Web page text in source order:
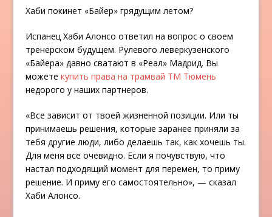
Хаби покинет «Байер» грядущим летом?
Испанец Хаби Алонсо ответил на вопрос о своем
тренерском будущем. Рулевого леверкузенского
«Байера» давно сватают в «Реал» Мадрид. Вы
можетекупить права на трамвай ТМ Тюмень
недорого у наших партнеров.
«Все зависит от твоей жизненной позиции. Или ты
принимаешь решения, которые заранее приняли за
тебя другие люди, либо делаешь так, как хочешь ты.
Для меня все очевидно. Если я почувствую, что
настал подходящий момент для перемен, то приму
решение. И приму его самостоятельно», — сказал
Хаби Алонсо.